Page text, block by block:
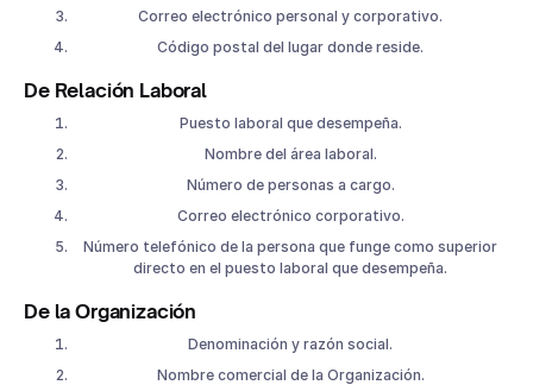
Correo electrónico personal y corporativo.
Código postal del lugar donde reside.
De Relación Laboral
Puesto laboral que desempeña.
Nombre del área laboral.
Número de personas a cargo.
Correo electrónico corporativo.
Número telefónico de la persona que funge como superior
directo en el puesto laboral que desempeña.
De la Organización
Denominación y razón social.
Nombre comercial de la Organización.